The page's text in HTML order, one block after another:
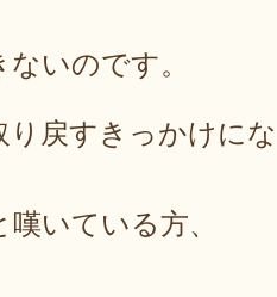
いのです。
り戻すきっかけにな
いている方、